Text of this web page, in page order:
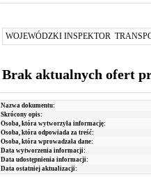
WOJEWÓDZKI INSPEKTOR
Brak aktualnych ofert
Nazwa dokumentu:
Skrócony opis:
Osoba, która wytworzyła informację:
Osoba, która odpowiada za treść:
Osoba, która wprowadzała dane:
Data wytworzenia informacji:
Data udostępnienia informacji:
Data ostatniej aktualizacji: